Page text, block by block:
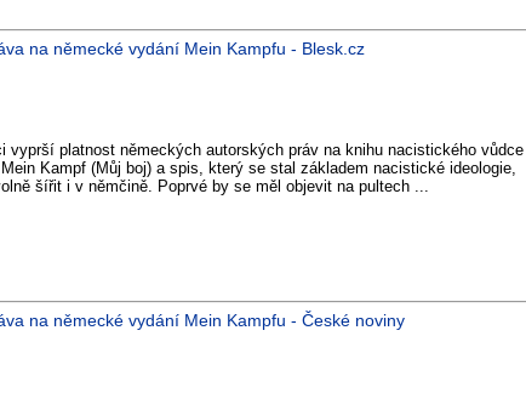
na německé vydání Mein Kampfu - Blesk.cz
vyprší platnost německých autorských práv na knihu nacistického vůdce
Kampf (Můj boj) a spis, který se stal základem nacistické ideologie,
šířit i v němčině. Poprvé by se měl objevit na pultech ...
na německé vydání Mein Kampfu - České noviny